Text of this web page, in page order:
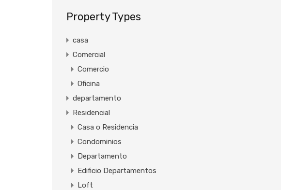
Property Types
casa
Comercial
Comercio
Oficina
departamento
Residencial
Casa o Residencia
Condominios
Departamento
Edificio Departamentos
Loft